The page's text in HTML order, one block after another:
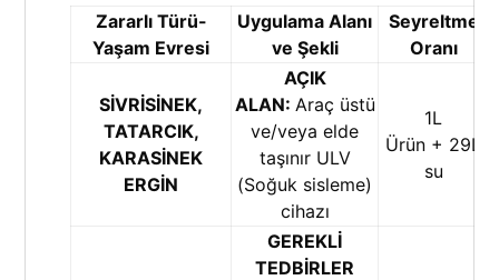
Zararlı Türü-
Yaşam Evresi
Uygulama Alanı
ve Şekli
Seyreltme
Oranı
SİVRİSİNEK,
TATARCIK,
KARASİNEK
ERGİN
AÇIK
ALAN: Araç üstü
ve/veya elde
taşınır ULV
(Soğuk sisleme)
cihazı
1L
Ürün + 29L
su
GEREKLİ
TEDBİRLER